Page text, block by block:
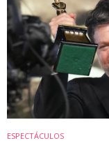
ESPECTÁCULOS